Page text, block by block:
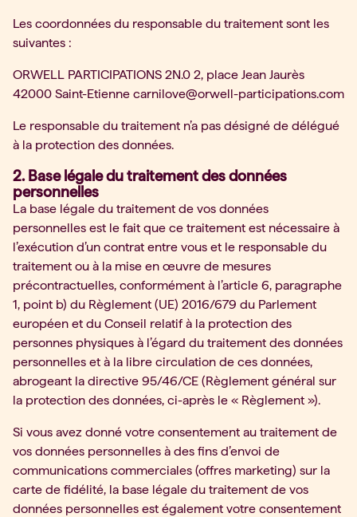
Les coordonnées du responsable du traitement sont les
suivantes :
ORWELL PARTICIPATIONS 2N.0 2, place Jean Jaurès
42000 Saint-Etienne carnilove@orwell-participations.com
Le responsable du traitement n’a pas désigné de délégué
à la protection des données.
2. Base légale du traitement des données
personnelles
La base légale du traitement de vos données
personnelles est le fait que ce traitement est nécessaire à
l’exécution d’un contrat entre vous et le responsable du
traitement ou à la mise en œuvre de mesures
précontractuelles, conformément à l’article 6, paragraphe
1, point b) du Règlement (UE) 2016/679 du Parlement
européen et du Conseil relatif à la protection des
personnes physiques à l’égard du traitement des données
personnelles et à la libre circulation de ces données,
abrogeant la directive 95/46/CE (Règlement général sur
la protection des données, ci-après le « Règlement »).
Si vous avez donné votre consentement au traitement de
vos données personnelles à des fins d’envoi de
communications commerciales (offres marketing) sur la
carte de fidélité, la base légale du traitement de vos
données personnelles est également votre consentement